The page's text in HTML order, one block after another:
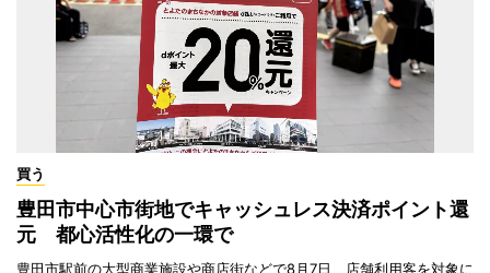
買う
豊田市中心市街地でキャッシュレス決済ポイント還
元 都心活性化の一環で
豊田市駅前の大型商業施設や商店街などで8月7日、店舗利用客を対象に